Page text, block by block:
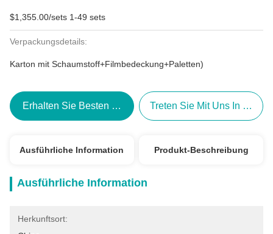
$1,355.00/sets 1-49 sets
Verpackungsdetails:
Karton mit Schaumstoff+Filmbedeckung+Paletten)
Erhalten Sie Besten Preis Treten Sie Mit Uns In
Ausführliche Information Produkt-Beschreibung
Ausführliche Information
Herkunftsort: